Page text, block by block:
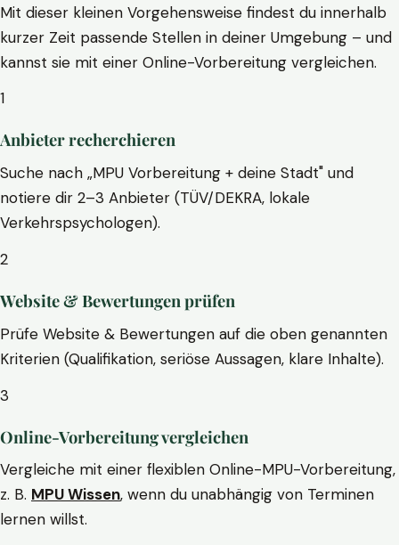
Mit dieser kleinen Vorgehensweise findest du innerhalb
kurzer Zeit passende Stellen in deiner Umgebung – und
kannst sie mit einer Online-Vorbereitung vergleichen.
1
Anbieter recherchieren
Suche nach „MPU Vorbereitung + deine Stadt" und
notiere dir 2–3 Anbieter (TÜV/DEKRA, lokale
Verkehrspsychologen).
2
Website & Bewertungen prüfen
Prüfe Website & Bewertungen auf die oben genannten
Kriterien (Qualifikation, seriöse Aussagen, klare Inhalte).
3
Online-Vorbereitung vergleichen
Vergleiche mit einer flexiblen Online-MPU-Vorbereitung,
z. B. MPU Wissen, wenn du unabhängig von Terminen
lernen willst.